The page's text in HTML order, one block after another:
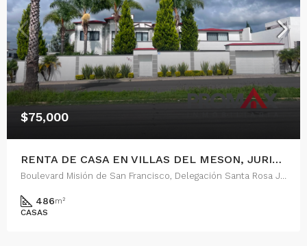
$75,000
RENTA DE CASA EN VILLAS DEL MESON, JURIQUILLA, QUERETARO
Boulevard Misión de San Francisco, Delegación Santa Rosa Jáuregui, Juriquilla, Municipio de Querétaro, Querétaro, 76226, México
486m²
CASAS